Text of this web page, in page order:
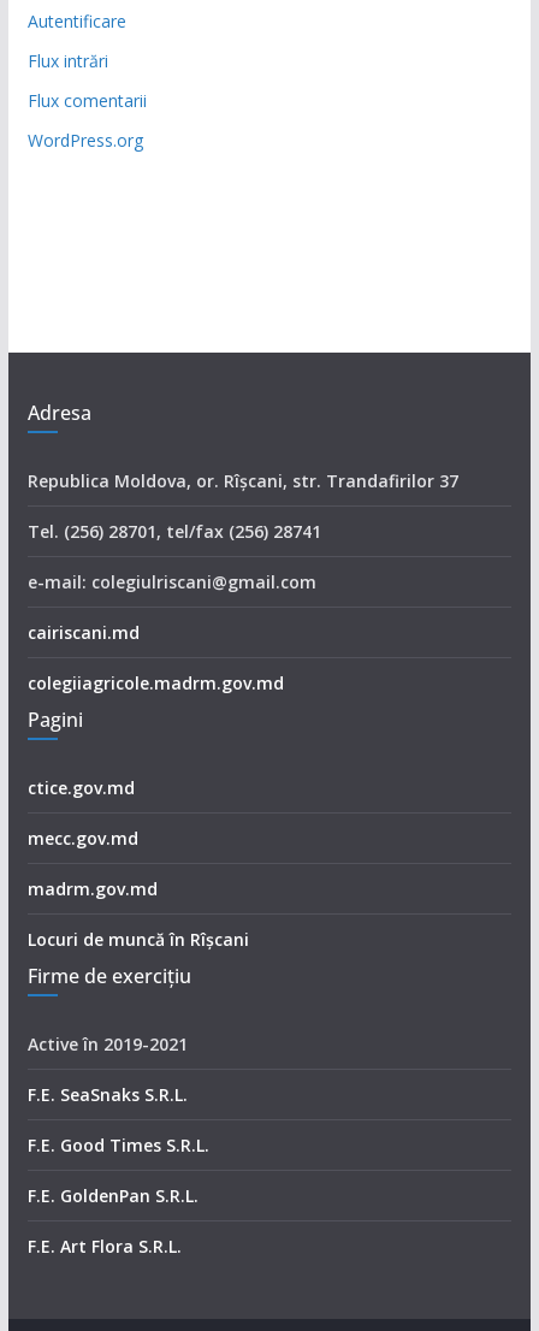
Autentificare
Flux intrări
Flux comentarii
WordPress.org
Adresa
Republica Moldova, or. Rîşcani, str. Trandafirilor 37
Tel. (256) 28701, tel/fax (256) 28741
e-mail: colegiulriscani@gmail.com
cairiscani.md
colegiiagricole.madrm.gov.md
Pagini
ctice.gov.md
mecc.gov.md
madrm.gov.md
Locuri de muncă în Rîșcani
Firme de exerciţiu
Active în 2019-2021
F.E. SeaSnaks S.R.L.
F.E. Good Times S.R.L.
F.E. GoldenPan S.R.L.
F.E. Art Flora S.R.L.